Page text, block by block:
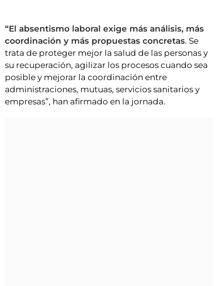
“El absentismo laboral exige más análisis, más
coordinación y más propuestas concretas. Se
trata de proteger mejor la salud de las personas y
su recuperación, agilizar los procesos cuando sea
posible y mejorar la coordinación entre
administraciones, mutuas, servicios sanitarios y
empresas”, han afirmado en la jornada.